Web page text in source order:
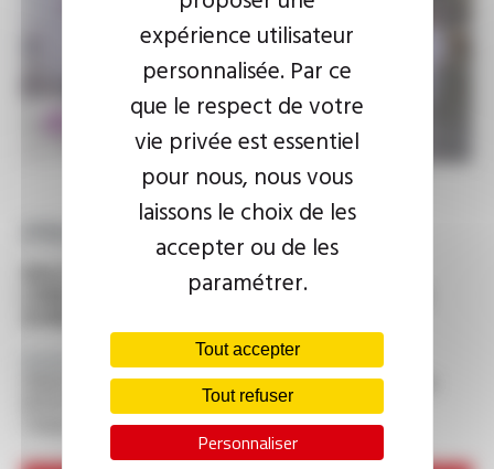
PRINCE MEDICAL
L'ENDOSCOPIE DIGESTIVE ET BRONCHIQUE, LA
prince-medical@omerin.com
Adresse : ZA La Sente Du Moulin - 64 rue Gutenberg
Téléphone :+33 (0)3 44 26 54 76
expérience utilisateur
personnalisée. Par ce
que le respect de votre
vie privée est essentiel
pour nous, nous vous
laissons le choix de les
accepter ou de les
paramétrer.
Tout accepter
Tout refuser
Personnaliser